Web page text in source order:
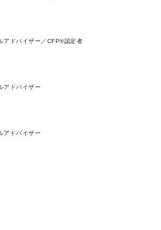
アドバイザー／CFP®認定者
アドバイザー
アドバイザー